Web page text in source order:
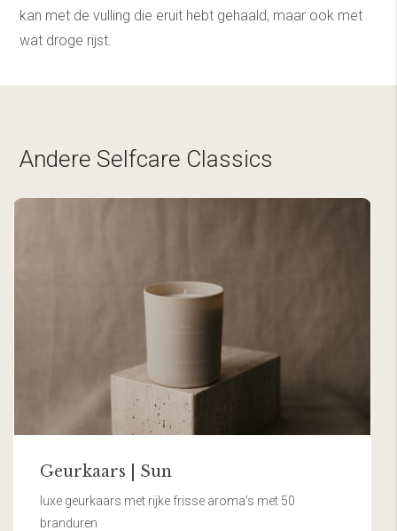
kan met de vulling die eruit hebt gehaald, maar ook met
wat droge rijst.
Andere Selfcare Classics
Geurkaars | Sun
luxe geurkaars met rijke frisse aroma's met 50
branduren